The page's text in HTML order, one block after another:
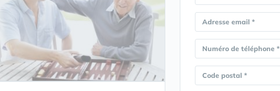
Adresse email *
Numéro de téléphone *
Code postal *